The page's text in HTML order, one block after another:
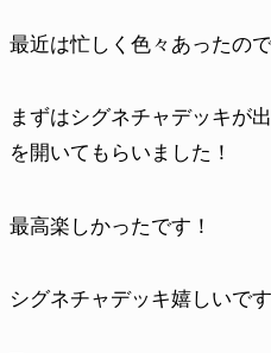
最近は忙しく色々あったの
まずはシグネチャデッキが
を開いてもらいました！
最高楽しかったです！
シグネチャデッキ嬉しいです